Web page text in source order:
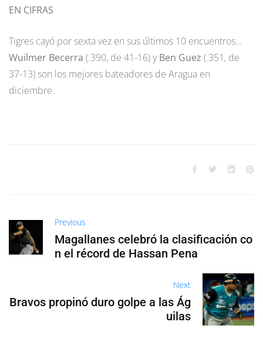
EN CIFRAS
Tigres cayó por sexta vez en sus últimos 10 encuentros…
Wuilmer Becerra (.390, de 41-16) yBen Guez (.351, de
37-13) son los mejores bateadores de Aragua en
diciembre.
Previous
Magallanes celebró la clasificación co
n el récord de Hassan Pena
Next
Bravos propinó duro golpe a las Ág
uilas